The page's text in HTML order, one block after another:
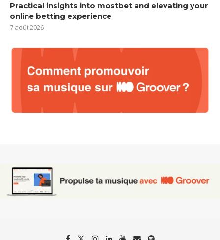
Practical insights into mostbet and elevating your
online betting experience
7 août 2026